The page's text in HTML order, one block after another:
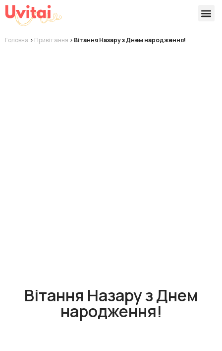
Головна > Привітання > Вітання Назару з Днем народження!
Вітання Назару з Днем
народження!